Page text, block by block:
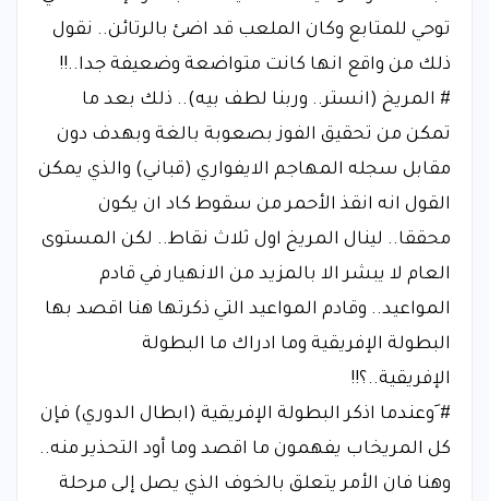
توحي للمتابع وكان الملعب قد اضئ بالرتائن.. نقول
ذلك من واقع انها كانت متواضعة وضعيفة جدا..!!
# المريخ (انستر.. وربنا لطف بيه).. ذلك بعد ما
تمكن من تحقيق الفوز بصعوبة بالغة وبهدف دون
مقابل سجله المهاجم الايفواري (قباني) والذي يمكن
القول انه انقذ الأحمر من سقوط كاد ان يكون
محققا.. لينال المريخ اول ثلاث نقاط.. لكن المستوى
العام لا يبشر الا بالمزيد من الانهيار في قادم
المواعيد.. وقادم المواعيد التي ذكرتها هنا اقصد بها
البطولة الإفريقية وما ادراك ما البطولة
الإفريقية..؟!!
# َوعندما اذكر البطولة الإفريقية (ابطال الدوري) فإن
كل المريخاب يفهمون ما اقصد وما أود التحذير منه..
وهنا فان الأمر يتعلق بالخوف الذي يصل إلى مرحلة